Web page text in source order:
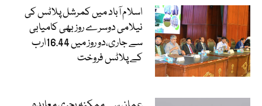
اسلام آباد میں کمرشل پلاٹس کی
نیلامی دوسرے روز بھی کامیابی
سے جاری،دو روز میں 16.44ارب
کے پلاٹس فروخت